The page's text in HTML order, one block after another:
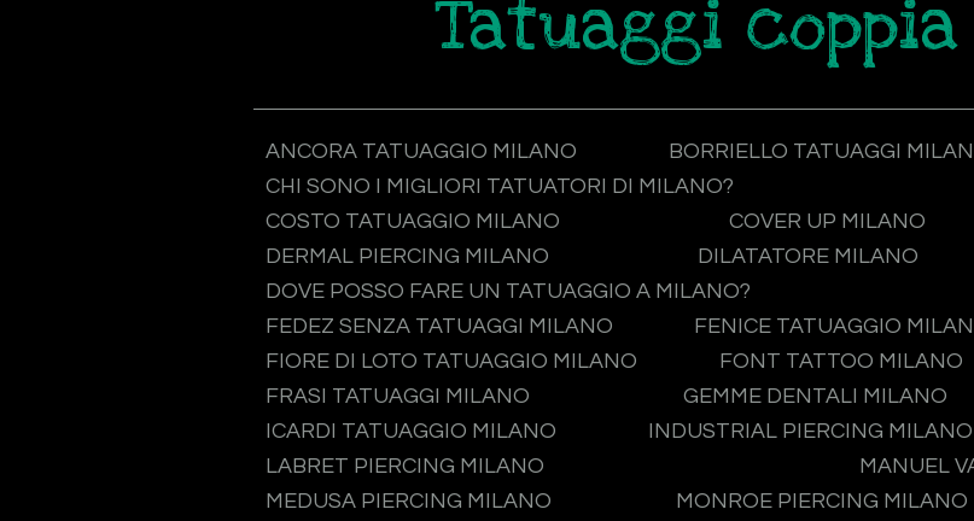
Tatuaggi
ANCORA TATUAGGIO MILANO BORRIELLO TATUAGGI
CHI SONO I MIGLIORI TATUATORI DI MILANO?
COSTO TATUAGGIO MILANO
COVER UP MILANO
DERMAL PIERCING MILANO
DILATATORE MILANO
DOVE POSSO FARE UN TATUAGGIO A MILANO?
FEDEZ SENZA TATUAGGI MILANO
FENICE TATUAGGIO
FIORE DI LOTO TATUAGGIO MILANO
FONT TATTOO MILANO
FRASI TATUAGGI MILANO
GEMME DENTALI MILANO
ICARDI TATUAGGIO MILANO
INDUSTRIAL PIERCING MILANO
LABRET PIERCING MILANO
MANUEL
MEDUSA PIERCING MILANO
MONROE PIERCING MILANO